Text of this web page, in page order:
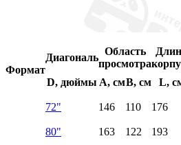
Формат
Диагональ
Область
просмотра
D, дюймы A, смB, см L,
72" 146 110 176
80" 163 122 193